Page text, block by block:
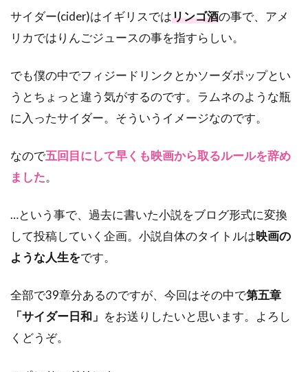
サイダー(cider)はイギリスではリンゴ酒の事で、アメ
リカではりんごジュースの事を指すらしい。
でも僕の中でフィジードリンクとかソーダポップとい
うとちょっと違う気がするのです。ラムネのような瓶
に入ったサイダー。そういうイメージなのです。
なので五回目にして早くも映画から取るルールを辞め
ました。
…という事で、過去に書いた小説をブログ形式に変換
して投稿していく企画。小説自体のタイトルは映画の
ような人生をです。
全部で39章分あるのですが、今回はその中で第五章
「サイダー日和」 をお送りしたいと思います。よろし
くどうぞ。